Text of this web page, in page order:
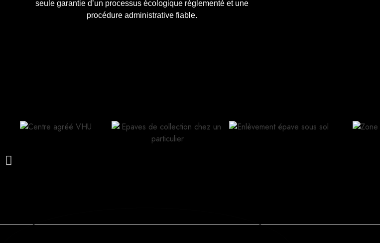
seule garantie d’un processus écologique réglementé et une
procédure administrative fiable.